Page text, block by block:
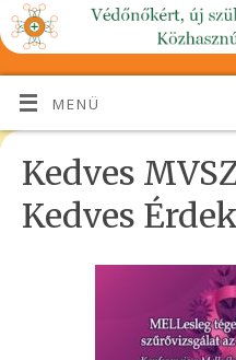
MENÜ
Kedves
Kedves